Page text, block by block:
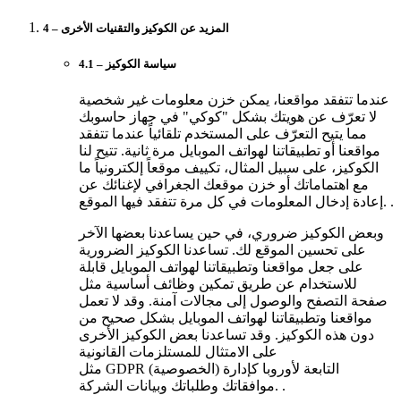
4 – المزيد عن الكوكيز والتقنيات الأخرى
4.1 – سياسة الكوكيز
عندما تتفقد مواقعنا، يمكن خزن معلومات غير شخصية
لا تعرّف عن هويتك بشكل "كوكي" في جهاز حاسوبك
مما يتيح التعرّف على المستخدم تلقائياً عندما تتفقد
مواقعنا أو تطبيقاتنا لهواتف الموبايل مرة ثانية. تتيح لنا
الكوكيز، على سبيل المثال، تكييف موقعاً إلكترونياً ما
مع اهتماماتك أو خزن موقعك الجغرافي لإغنائك عن
إعادة إدخال المعلومات في كل مرة تتفقد فيها الموقع. .
وبعض الكوكيز ضروري، في حين يساعدنا بعضها الآخر
على تحسين الموقع لك. تساعدنا الكوكيز الضرورية
على جعل مواقعنا وتطبيقاتنا لهواتف الموبايل قابلة
للاستخدام عن طريق تمكين وظائف أساسية مثل
صفحة التصفح والوصول إلى مجالات آمنة. وقد لا تعمل
مواقعنا وتطبيقاتنا لهواتف الموبايل بشكل صحيح من
دون هذه الكوكيز. وقد تساعدنا بعض الكوكيز الأخرى
على الامتثال للمستلزمات القانونية
مثل GDPR (الخصوصية) التابعة لأوروبا كإدارة
موافقاتك وطلباتك وبيانات الشركة. .